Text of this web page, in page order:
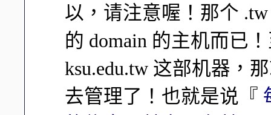
以，请注意喔！那个
的 domain 的主机而已
ksu.edu.tw 这部机器，
去管理了！也就是说『